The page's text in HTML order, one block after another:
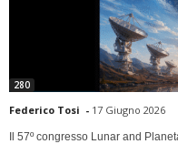
280
Federico Tosi - 17 Giugno 2026
Il 57º congresso Lunar and